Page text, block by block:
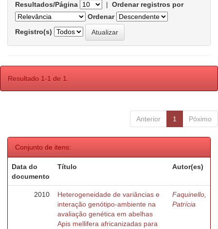
Resultados/Página | Ordenar registros por
Ordenar
Registro(s)
Resultado 1-1 de 1.
Anterior 1 Póximo
Conjunto de itens:
Data do
documento
Título Autor(es)
2010
Heterogeneidade de variâncias e
interação genótipo-ambiente na
avaliação genética em abelhas
Apis mellifera africanizadas para
Faquinello,
Patrícia